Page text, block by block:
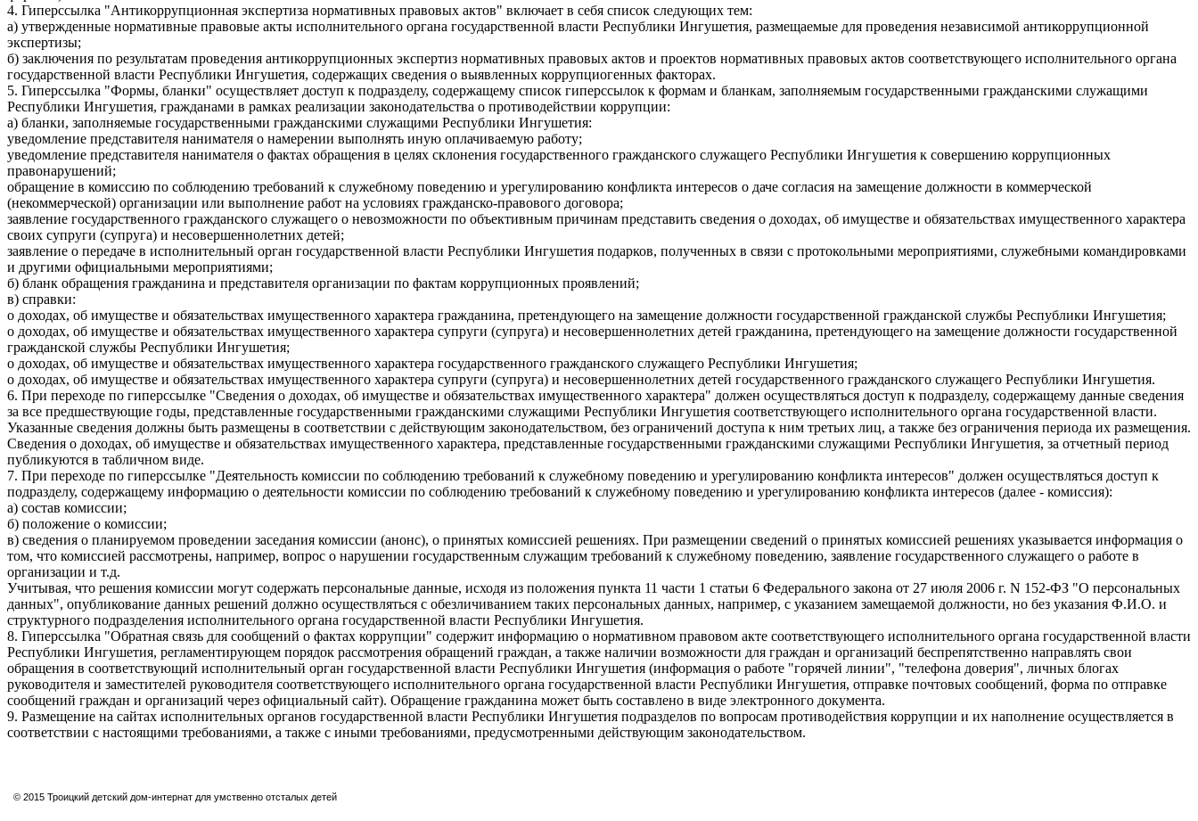
4. Гиперссылка "Антикоррупционная экспертиза нормативных правовых актов" включает в себя список следующих тем:
а) утвержденные нормативные правовые акты исполнительного органа государственной власти Республики Ингушетия, размещаемые для проведения независимой антикоррупционной
экспертизы;
б) заключения по результатам проведения антикоррупционных экспертиз нормативных правовых актов и проектов нормативных правовых актов соответствующего исполнительного органа
государственной власти Республики Ингушетия, содержащих сведения о выявленных коррупциогенных факторах.
5. Гиперссылка "Формы, бланки" осуществляет доступ к подразделу, содержащему список гиперссылок к формам и бланкам, заполняемым государственными гражданскими служащими
Республики Ингушетия, гражданами в рамках реализации законодательства о противодействии коррупции:
а) бланки, заполняемые государственными гражданскими служащими Республики Ингушетия:
уведомление представителя нанимателя о намерении выполнять иную оплачиваемую работу;
уведомление представителя нанимателя о фактах обращения в целях склонения государственного гражданского служащего Республики Ингушетия к совершению коррупционных
правонарушений;
обращение в комиссию по соблюдению требований к служебному поведению и урегулированию конфликта интересов о даче согласия на замещение должности в коммерческой
(некоммерческой) организации или выполнение работ на условиях гражданско-правового договора;
заявление государственного гражданского служащего о невозможности по объективным причинам представить сведения о доходах, об имуществе и обязательствах имущественного характера
своих супруги (супруга) и несовершеннолетних детей;
заявление о передаче в исполнительный орган государственной власти Республики Ингушетия подарков, полученных в связи с протокольными мероприятиями, служебными командировками
и другими официальными мероприятиями;
б) бланк обращения гражданина и представителя организации по фактам коррупционных проявлений;
в) справки:
о доходах, об имуществе и обязательствах имущественного характера гражданина, претендующего на замещение должности государственной гражданской службы Республики Ингушетия;
о доходах, об имуществе и обязательствах имущественного характера супруги (супруга) и несовершеннолетних детей гражданина, претендующего на замещение должности государственной
гражданской службы Республики Ингушетия;
о доходах, об имуществе и обязательствах имущественного характера государственного гражданского служащего Республики Ингушетия;
о доходах, об имуществе и обязательствах имущественного характера супруги (супруга) и несовершеннолетних детей государственного гражданского служащего Республики Ингушетия.
6. При переходе по гиперссылке "Сведения о доходах, об имуществе и обязательствах имущественного характера" должен осуществляться доступ к подразделу, содержащему данные сведения
за все предшествующие годы, представленные государственными гражданскими служащими Республики Ингушетия соответствующего исполнительного органа государственной власти.
Указанные сведения должны быть размещены в соответствии с действующим законодательством, без ограничений доступа к ним третьих лиц, а также без ограничения периода их размещения.
Сведения о доходах, об имуществе и обязательствах имущественного характера, представленные государственными гражданскими служащими Республики Ингушетия, за отчетный период
публикуются в табличном виде.
7. При переходе по гиперссылке "Деятельность комиссии по соблюдению требований к служебному поведению и урегулированию конфликта интересов" должен осуществляться доступ к
подразделу, содержащему информацию о деятельности комиссии по соблюдению требований к служебному поведению и урегулированию конфликта интересов (далее - комиссия):
а) состав комиссии;
б) положение о комиссии;
в) сведения о планируемом проведении заседания комиссии (анонс), о принятых комиссией решениях. При размещении сведений о принятых комиссией решениях указывается информация о
том, что комиссией рассмотрены, например, вопрос о нарушении государственным служащим требований к служебному поведению, заявление государственного служащего о работе в
организации и т.д.
Учитывая, что решения комиссии могут содержать персональные данные, исходя из положения пункта 11 части 1 статьи 6 Федерального закона от 27 июля 2006 г. N 152-ФЗ "О персональных
данных", опубликование данных решений должно осуществляться с обезличиванием таких персональных данных, например, с указанием замещаемой должности, но без указания Ф.И.О. и
структурного подразделения исполнительного органа государственной власти Республики Ингушетия.
8. Гиперссылка "Обратная связь для сообщений о фактах коррупции" содержит информацию о нормативном правовом акте соответствующего исполнительного органа государственной власти
Республики Ингушетия, регламентирующем порядок рассмотрения обращений граждан, а также наличии возможности для граждан и организаций беспрепятственно направлять свои
обращения в соответствующий исполнительный орган государственной власти Республики Ингушетия (информация о работе "горячей линии", "телефона доверия", личных блогах
руководителя и заместителей руководителя соответствующего исполнительного органа государственной власти Республики Ингушетия, отправке почтовых сообщений, форма по отправке
сообщений граждан и организаций через официальный сайт). Обращение гражданина может быть составлено в виде электронного документа.
9. Размещение на сайтах исполнительных органов государственной власти Республики Ингушетия подразделов по вопросам противодействия коррупции и их наполнение осуществляется в
соответствии с настоящими требованиями, а также с иными требованиями, предусмотренными действующим законодательством.
© 2015 Троицкий детский дом-интернат для умственно отсталых детей